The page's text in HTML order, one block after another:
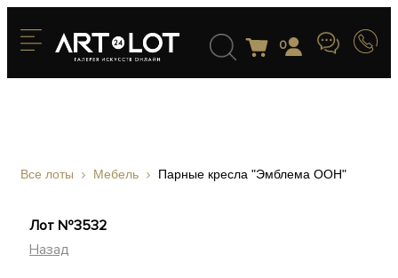
0
Все лоты Мебель Парные кресла "Эмблема ООН"
Лот №3532
Назад